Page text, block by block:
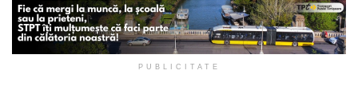
PUBLICITATE